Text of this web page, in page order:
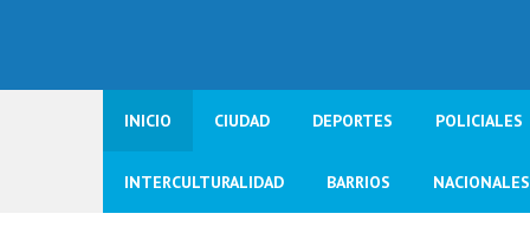
INICIO CIUDAD DEPORTES POLICIALES
INTERCULTURALIDAD BARRIOS NACIONALES